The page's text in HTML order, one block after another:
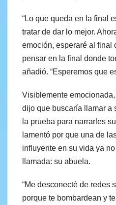
“Lo que queda en la final
tratar de dar lo mejor.
emoción, esperaré al final
pensar en la final donde
añadió. “Esperemos que
Visiblemente
dijo que buscaría llamar a
la prueba para narrarles
lamentó por que una de
influyente en su vida ya
llamada: su abuela.
“Me desconecté de redes
porque te bombardean y